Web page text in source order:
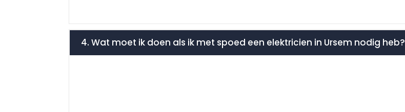
4. Wat moet ik doen als ik met spoed een elektricien in Ursem nodig heb?